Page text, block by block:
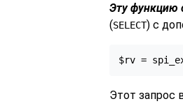
Эту функцию
(SELECT) с
$rv =
Этот запрос